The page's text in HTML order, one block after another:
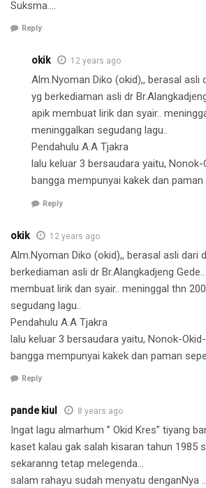
Suksma….
Reply
okik 12 years ago
Alm.Nyoman Diko (okid),, berasal asli
yg berkediaman asli dr
apik membuat lirik dan syair..
meninggalkan segudang lagu..
Pendahulu A.A Tjakra
lalu keluar 3 bersaudara yaitu,
bangga mempunyai kakek dan
Reply
okik 12 years ago
Alm.Nyoman Diko (okid),, berasal asli dari
berkediaman asli dr Br.Alangkadjeng
membuat lirik dan syair.. meninggal thn
segudang lagu..
Pendahulu A.A Tjakra
lalu keluar 3 bersaudara yaitu, Nonok-
bangga mempunyai kakek dan paman
Reply
pande kiul 8 years ago
Ingat lagu almarhum ” Okid Kres” tiyang
kaset kalau gak salah kisaran tahun 1985
sekaranng tetap melegenda…
salam rahayu sudah menyatu denganNya